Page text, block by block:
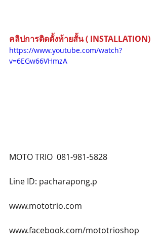
คลิปการติดตั้งท้ายสั้น ( INSTALLATION)
https://www.youtube.com/watch?
v=6EGw66VHmzA
MOTO TRIO  081-981-5828
Line ID: pacharapong.p
www.mototrio.com
www.facebook.com/mototrioshop